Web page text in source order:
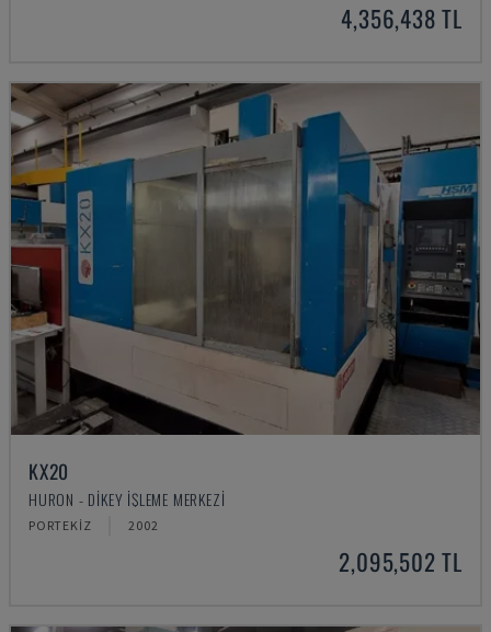
4,356,438 TL
KX20
HURON - DIKEY İŞLEME MERKEZI
PORTEKIZ 2002
2,095,502 TL